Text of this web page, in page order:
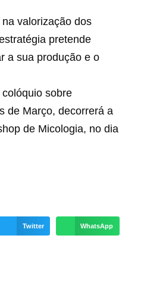
valorização dos
pretende
a sua produção e o
sobre
de Março, decorrerá a
de Micologia, no dia
Twitter WhatsApp